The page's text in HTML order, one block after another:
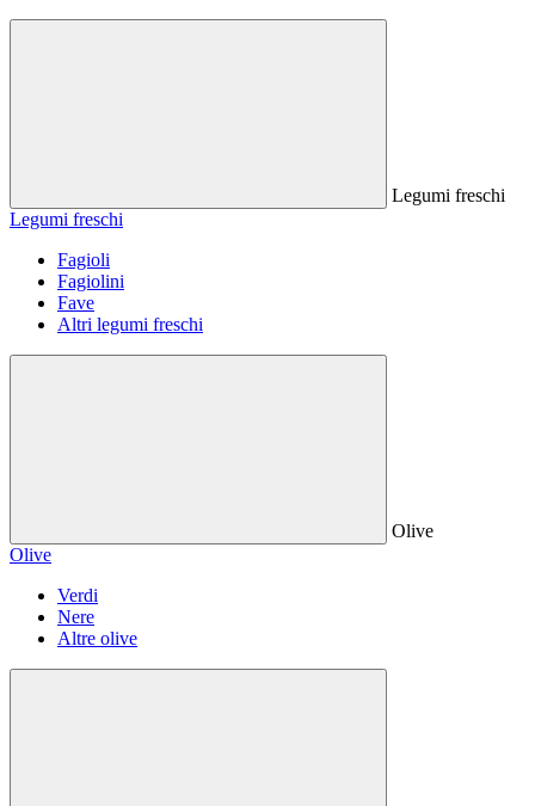
Legumi freschi
Legumi freschi
Fagioli
Fagiolini
Fave
Altri legumi freschi
Olive
Olive
Verdi
Nere
Altre olive